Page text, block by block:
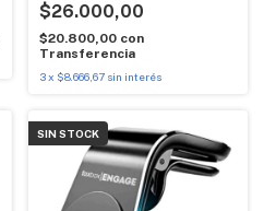
$26.000,00
$20.800,00 con
Transferencia
3 x $8.666,67 sin interés
SIN STOCK